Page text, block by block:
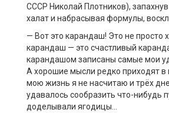
СССР Николай Плотников),
халат и набрасывая формулы,
— Вот это карандаш! Это не просто
карандаш — это счастливый
карандашом записаны самые мои
А хорошие мысли редко приходят в
мою жизнь я не насчитаю и трёх
удавалось сообразить что-нибудь
доделывали ягодицы…